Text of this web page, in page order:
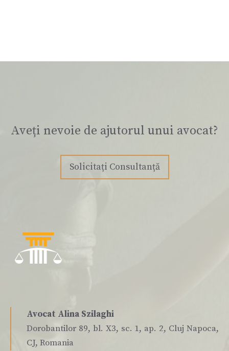
Aveți nevoie de ajutorul unui avocat?
Solicitați Consultanță
Avocat Alina Szilaghi
Dorobantilor 89, bl. X3, sc. 1, ap. 2, Cluj Napoca,
CJ, Romania